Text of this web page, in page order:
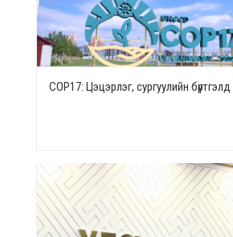
СОР17: Цэцэрлэг, сургуулийн